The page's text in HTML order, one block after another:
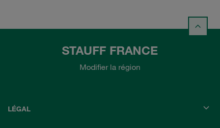
STAUFF FRANCE
Modifier la région
LÉGAL